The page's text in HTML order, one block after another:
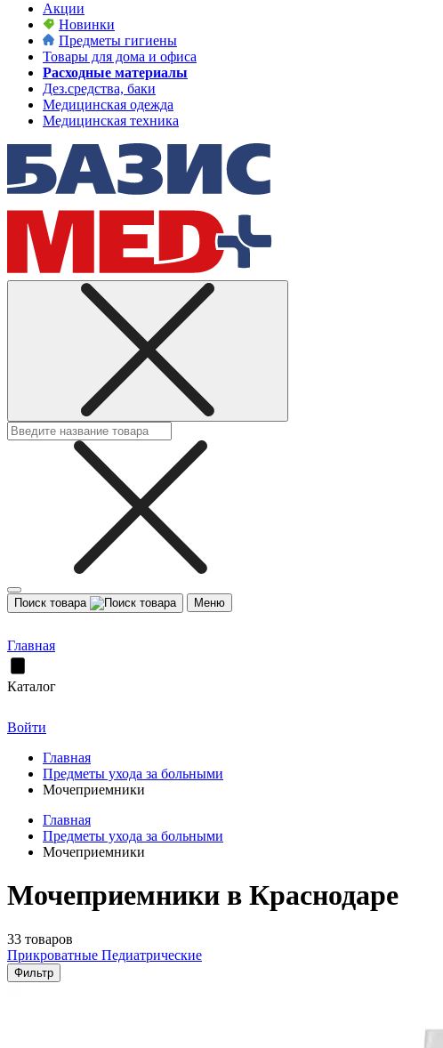
Акции
Новинки
Предметы гигиены
Товары для дома и офиса
Расходные материалы
Дез.средства, баки
Медицинская одежда
Медицинская техника
Поиск товара Меню
Главная
Каталог
Войти
Главная
Предметы ухода за больными
Мочеприемники
Главная
Предметы ухода за больными
Мочеприемники
Мочеприемники в Краснодаре
33 товаров
Прикроватные Педиатрические
Фильтр